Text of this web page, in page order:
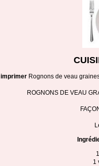
imprimer Rognons de veau
ROGNONS DE VEAU
1